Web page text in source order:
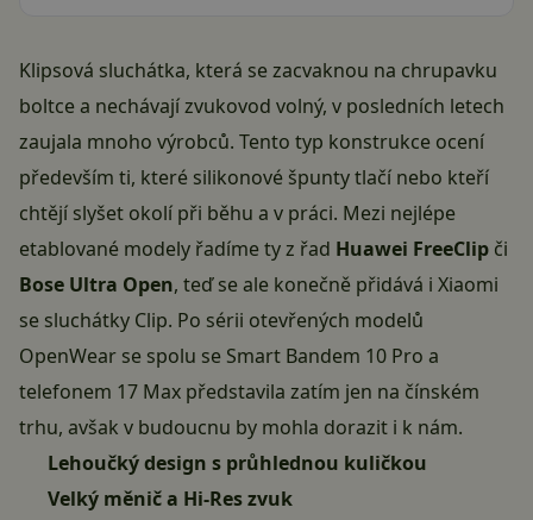
Klipsová sluchátka, která se zacvaknou na chrupavku
boltce a nechávají zvukovod volný, v posledních letech
zaujala mnoho výrobců. Tento typ konstrukce ocení
především ti, které silikonové špunty tlačí nebo kteří
chtějí slyšet okolí při běhu a v práci. Mezi nejlépe
etablované modely řadíme ty z řad Huawei FreeClip či
Bose Ultra Open, teď se ale konečně přidává i Xiaomi
se sluchátky Clip. Po sérii otevřených modelů
OpenWear se spolu se Smart Bandem 10 Pro a
telefonem 17 Max představila zatím jen na čínském
trhu, avšak v budoucnu by mohla dorazit i k nám.
Lehoučký design s průhlednou kuličkou
Velký měnič a Hi-Res zvuk